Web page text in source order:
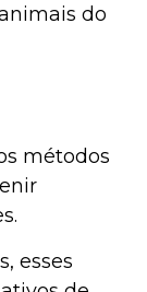
do
métodos
esses